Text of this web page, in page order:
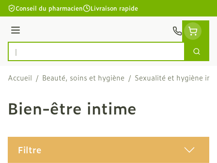
Aller au contenu
Conseil du pharmacien Livraison rapide
Menu
Rechercher
Accueil / Beauté, soins et hygiène / Sexualité et hygiène
Bien-être intime
Filtre